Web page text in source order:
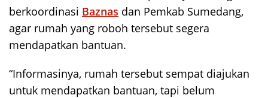
berkoordinasi Baznas dan Pemkab Sumedang,
agar rumah yang roboh tersebut segera
mendapatkan bantuan.
“Informasinya, rumah tersebut sempat diajukan
untuk mendapatkan bantuan, tapi belum